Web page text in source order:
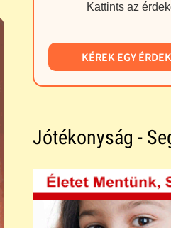
Kattints az
KÉREK EGY
Jótékonyság -